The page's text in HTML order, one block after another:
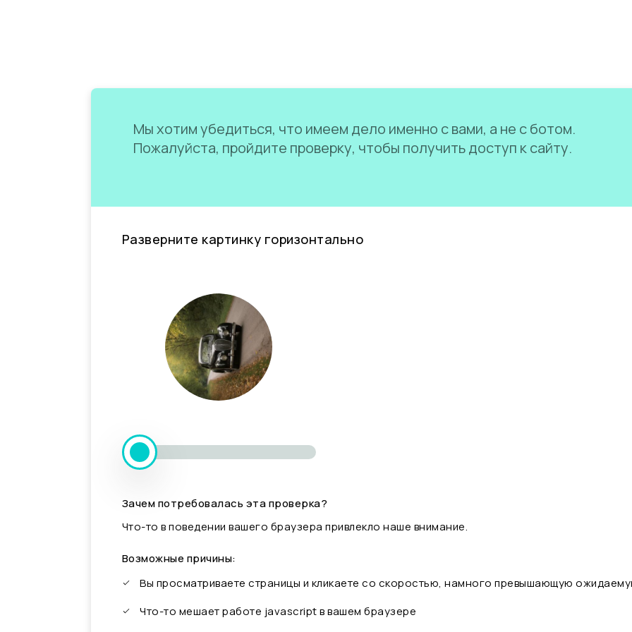
Мы хотим убедиться, что имеем дело именно с вами, а не с ботом.
Пожалуйста, пройдите проверку, чтобы получить доступ к сайту.
Разверните картинку горизонтально
Зачем потребовалась эта проверка?
Что-то в поведении вашего браузера привлекло наше внимание.
Возможные причины:
Вы просматриваете страницы и кликаете со скоростью, намного превышающую
Что-то мешает работе javascript в вашем браузере